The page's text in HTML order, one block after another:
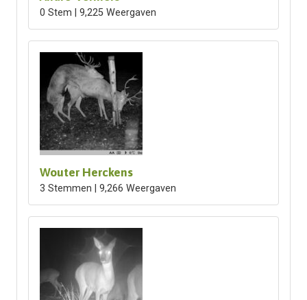
0 Stem | 9,225 Weergaven
Wouter Herckens
3 Stemmen | 9,266 Weergaven